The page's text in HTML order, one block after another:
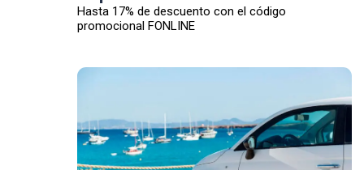
Hasta 17% de descuento con el código
promocional FONLINE